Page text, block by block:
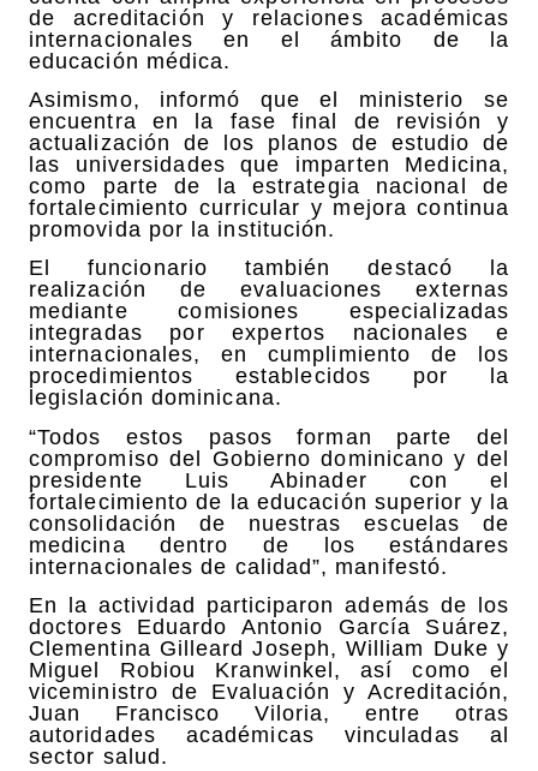
de acreditación y relaciones académicas
internacionales en el ámbito de la
educación médica.
Asimismo, informó que el ministerio se
encuentra en la fase final de revisión y
actualización de los planos de estudio de
las universidades que imparten Medicina,
como parte de la estrategia nacional de
fortalecimiento curricular y mejora continua
promovida por la institución.
El funcionario también destacó la
realización de evaluaciones externas
mediante comisiones especializadas
integradas por expertos nacionales e
internacionales, en cumplimiento de los
procedimientos establecidos por la
legislación dominicana.
“Todos estos pasos forman parte del
compromiso del Gobierno dominicano y del
presidente Luis Abinader con el
fortalecimiento de la educación superior y la
consolidación de nuestras escuelas de
medicina dentro de los estándares
internacionales de calidad”, manifestó.
En la actividad participaron además de los
doctores Eduardo Antonio García Suárez,
Clementina Gilleard Joseph, William Duke y
Miguel Robiou Kranwinkel, así como el
viceministro de Evaluación y Acreditación,
Juan Francisco Viloria, entre otras
autoridades académicas vinculadas al
sector salud.